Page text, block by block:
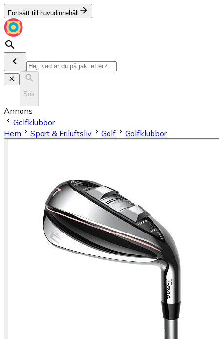
Fortsätt till huvudinnehåll
Sök
Annons
Golfklubbor
Hem
Sport & Friluftsliv Golf Golfklubbor